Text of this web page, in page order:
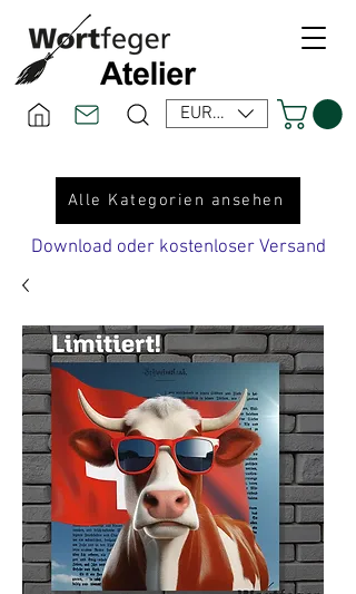
EUR (€)
Alle Kategorien ansehen
Download oder kostenloser Versand